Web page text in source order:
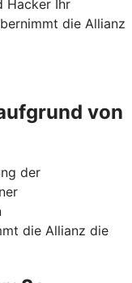
Hacker Ihr
die Allianz
von
der
die Allianz die